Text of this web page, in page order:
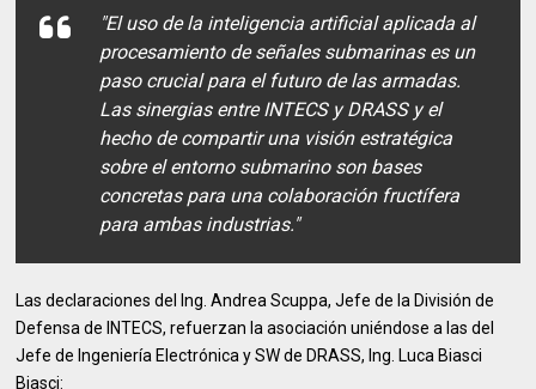
"El uso de la inteligencia artificial aplicada al
procesamiento de señales submarinas es un
paso crucial para el futuro de las armadas.
Las sinergias entre INTECS y DRASS y el
hecho de compartir una visión estratégica
sobre el entorno submarino son bases
concretas para una colaboración fructífera
para ambas industrias."
Las declaraciones del Ing. Andrea Scuppa, Jefe de la División de
Defensa de INTECS, refuerzan la asociación uniéndose a las del
Jefe de Ingeniería Electrónica y SW de DRASS, Ing. Luca Biasci
Biasci: